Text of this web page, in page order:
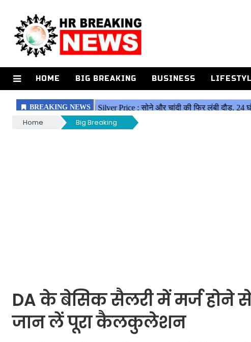
HOME BIG BREAKING BUSINESS
Home Big Breaking
DA के बेसिक सैलरी में मर्ज होने से
जान लें पूरा कैलकुलेशन